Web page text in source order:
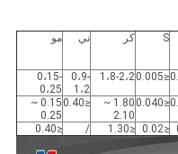
S كر ني مو
≤0.005 1،8-2،2
0،9-
1،2
0،15-
0،25
≤0.040
1.80 ~
2.10
≤0.40
0.15 ~
0.25
≤0.02
≤1.30
/
≤0.40